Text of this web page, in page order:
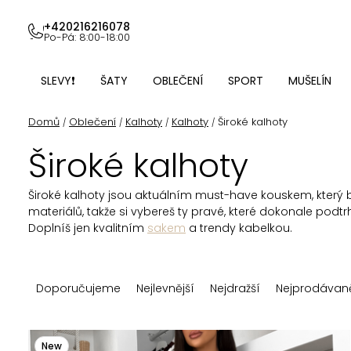
obsah
+420216216078
Po-Pá: 8:00-18:00
SLEVY❗ ŠATY OBLEČENÍ SPORT MUŠELÍN
Domů / Oblečení / Kalhoty / Kalhoty / Široké kalhoty
Široké kalhoty
Široké kalhoty jsou aktuálním must-have kouskem, který
materiálů, takže si vybereš ty pravé, které dokonale
Doplníš jen kvalitním sakem a trendy kabelkou.
Ř
z
Doporučujeme Nejlevnější Nejdražší
New